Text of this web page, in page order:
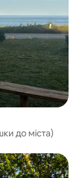
до міста)